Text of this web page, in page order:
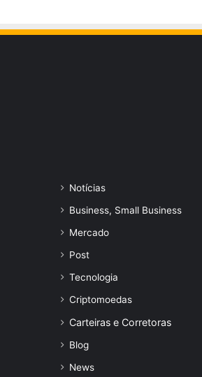
Notícias
Business, Small Business
Mercado
Post
Tecnologia
Criptomoedas
Carteiras e Corretoras
Blog
News